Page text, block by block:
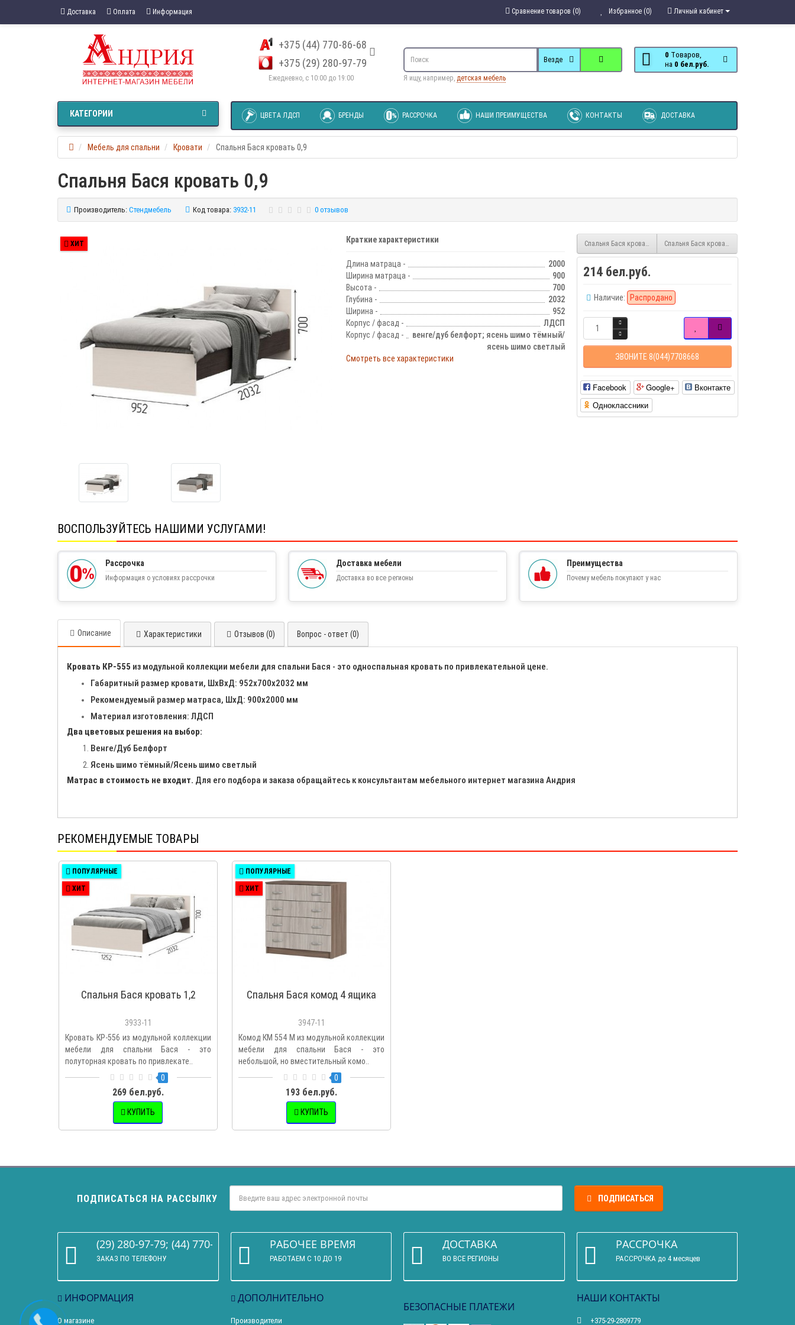
Доставка Оплата Информация Личный кабинет
Избранное (0)
Сравнение товаров (0)
+375 (44) 770-86-68
+375 (29) 280-97-79
Ежедневно, с 10:00 до 19:00
0 Tоваров,
на
0 бел.руб.
Везде
Я ищу, например, детская мебель
ЦВЕТА ЛДСП БРЕНДЫ РАССРОЧКА НАШИ ПРЕИМУЩЕСТВА КОНТАКТЫ ДОСТАВКА
КАТЕГОРИИ
Мебель для спальни Кровати Спальня Бася кровать 0,9
Спальня Бася кровать 0,9
Производитель: Стендмебель Код товара: 3932-11 0 отзывов
ХИТ Краткие характеристики
Длина матраца -
2000
Ширина матраца -
900
Высота -
700
Глубина -
2032
Ширина -
952
Корпус / фасад -
ЛДСП
Корпус / фасад -
венге/дуб белфорт; ясень шимо тёмный/
ясень шимо светлый
Смотреть все характеристики
Спальня Бася кровать 0,8 Спальня Бася кровать 1,2
214 бел.руб.
Наличие: Распродано
ЗВОНИТЕ 8(044)7708668
Facebook Google+
Вконтакте
Одноклассники
ВОСПОЛЬЗУЙТЕСЬ НАШИМИ УСЛУГАМИ!
Рассрочка
Информация о условиях рассрочки
Доставка мебели
Доставка во все регионы
Преимущества
Почему мебель покупают у нас
Описание Характеристики Отзывов (0) Вопрос - ответ (0)
Кровать КР-555 из модульной коллекции мебели для спальни Бася - это односпальная кровать по привлекательной цене.
Габаритный размер кровати, ШхВхД: 952х700х2032 мм
Рекомендуемый размер матраса, ШхД: 900х2000 мм
Материал изготовления: ЛДСП
Два цветовых решения на выбор:
Венге/Дуб Белфорт
Ясень шимо тёмный/Ясень шимо светлый
Матрас в стоимость не входит. Для его подбора и заказа обращайтесь к консультантам мебельного интернет магазина Андрия
РЕКОМЕНДУЕМЫЕ ТОВАРЫ
ПОПУЛЯРНЫЕ
ХИТ
Спальня Бася кровать 1,2
3933-11
Кровать КР-556 из модульной коллекции
мебели для спальни Бася - это
полуторная кровать по привлекате..
0
269 бел.руб.
КУПИТЬ
ПОПУЛЯРНЫЕ
ХИТ
Спальня Бася комод 4 ящика
3947-11
Комод КМ 554 М из модульной коллекции
мебели для спальни Бася - это
небольшой, но вместительный комо..
0
193 бел.руб.
КУПИТЬ
ПОДПИСАТЬСЯ НА РАССЫЛКУ ПОДПИСАТЬСЯ
(29) 280-97-79; (44) 770-86-68
ЗАКАЗ ПО ТЕЛЕФОНУ
РАБОЧЕЕ ВРЕМЯ
РАБОТАЕМ С 10 ДО 19
ДОСТАВКА
ВО ВСЕ РЕГИОНЫ
РАССРОЧКА
РАССРОЧКА до 4 месяцев
ИНФОРМАЦИЯ
О магазине
ДОПОЛНИТЕЛЬНО
Производители
БЕЗОПАСНЫЕ ПЛАТЕЖИ
НАШИ КОНТАКТЫ
+375-29-2809779